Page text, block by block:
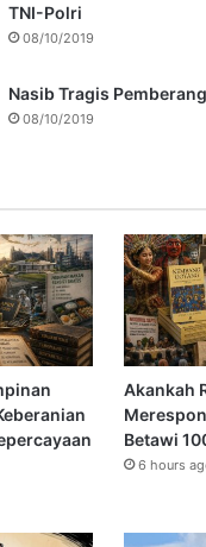
TNI-Polri
08/10/2019
Nasib Tragis
08/10/2019
Akankah
Betawi
6 hours